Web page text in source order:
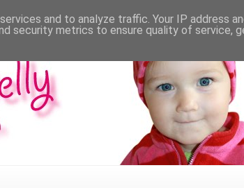
and to analyze traffic. Your IP address
security metrics to ensure quality of service,